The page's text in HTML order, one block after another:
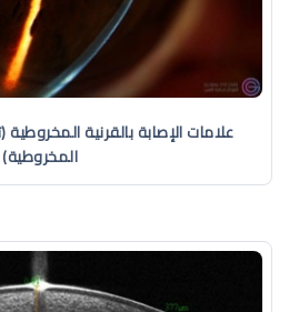
علامات الإصابة بالقرنية
المخروطية)